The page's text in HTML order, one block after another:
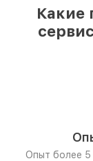
Какие
Опыт более 5